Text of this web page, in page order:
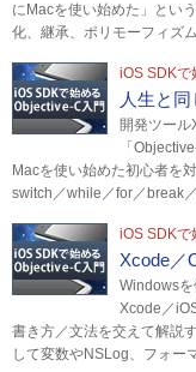
にMacを使い始めた」とい
化、継承、ポリモーフィズ
iOS SDKで
人生と
開発ツー
「
Macを使い始めた初心者を
switch／while／for／break
iOS SDKで
Xcode／
Windows
Xcode／
書き方／文法を交えて解説
して変数やNSLog、フォー